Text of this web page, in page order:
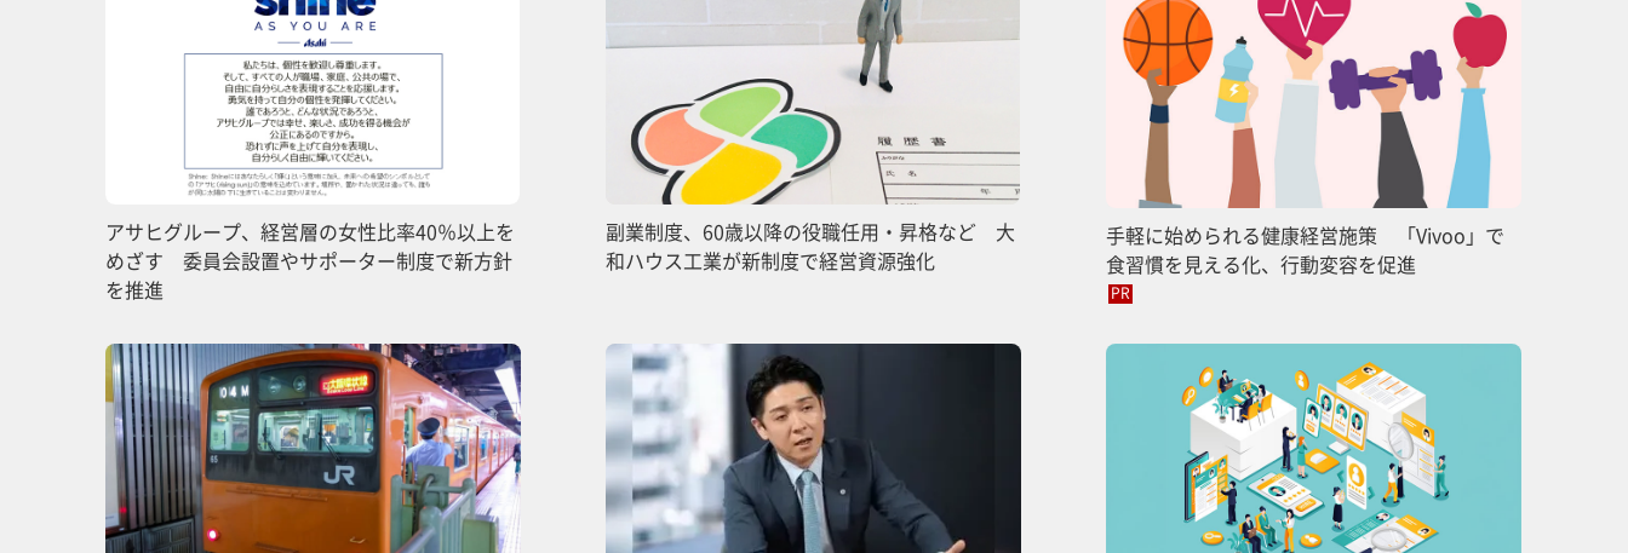
アサヒグループ、経営層の女性比率40％以上を
めざす 委員会設置やサポーター制度で新方針
を推進
副業制度、60歳以降の役職任用・昇格など 大
和ハウス工業が新制度で経営資源強化
手軽に始められる健康経営施策 「Vivoo」で
食習慣を見える化、行動変容を促進
PR